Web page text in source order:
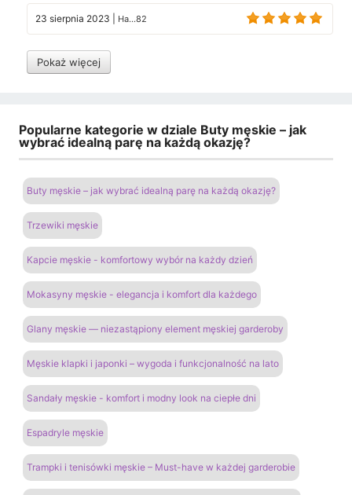
23 sierpnia 2023 Ha...82
Pokaż więcej
Popularne kategorie w dziale Buty męskie – jak
wybrać idealną parę na każdą okazję?
Buty męskie – jak wybrać idealną parę na każdą okazję?
Trzewiki męskie
Kapcie męskie - komfortowy wybór na każdy dzień
Mokasyny męskie - elegancja i komfort dla każdego
Glany męskie — niezastąpiony element męskiej garderoby
Męskie klapki i japonki – wygoda i funkcjonalność na lato
Sandały męskie - komfort i modny look na ciepłe dni
Espadryle męskie
Trampki i tenisówki męskie – Must-have w każdej garderobie